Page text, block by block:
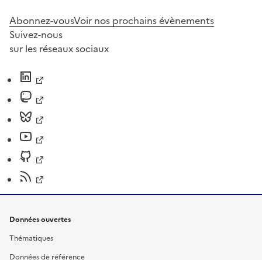
Abonnez-vousVoir nos prochains évènements
Suivez-nous
sur les réseaux sociaux
Données ouvertes
Thématiques
Données de référence